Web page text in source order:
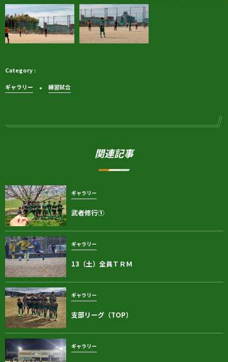
ギャラリー 練習試合
関連記事
ギャラリー
武者修行①
ギャラリー
13（土）全員ＴＲＭ
ギャラリー
支部リーグ（TOP）
ギャラリー